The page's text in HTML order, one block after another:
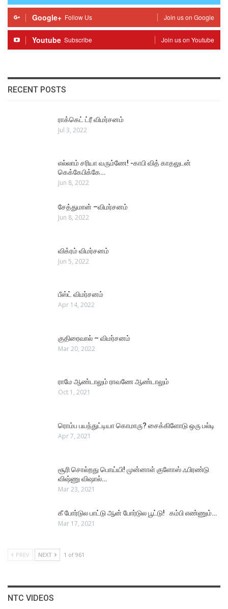
Google+ Follow Us Join us on Google
Youtube Subscribe Join us on Youtube
RECENT POSTS
ராக்கெட் ட்ரீ விமர்சனம்
Jul 3, 2022
எல்லாம் சரியா வரும்ணே! -காபி வித் காதலுடன்
கெக்கேபிக்கே…
Jun 8, 2022
சேத்துமான் –விமர்சனம்
Jun 8, 2022
விக்ரம் விமர்சனம்
Jun 5, 2022
பீஸ்ட் விமர்சனம்
Apr 14, 2022
குதிரைவால் – விமர்சனம்
Mar 20, 2022
ராமே ஆண்டாலும் ராவணே ஆண்டாலும்
Oct 1, 2021
ரொம்ப பயந்துட்டியா கொமாரு? சைக்கிளோடு ஒரு பல்டி
Apr 7, 2021
சூரி சொல்றது பொய்யி! முன்னாள் குளோஸ் ஃபிரண்டு
விஷ்ணு விஷால்…
Mar 23, 2021
கீ போர்டுல பாட்டு ஆன் போர்டுல பூட்டு! கம்பி எண்ணும்…
Mar 17, 2021
PREV NEXT 1 of 961
NTC VIDEOS